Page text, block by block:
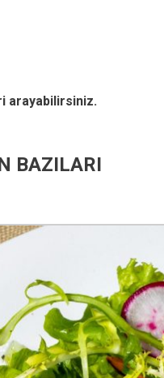
arayabilirsiniz.
BAZILARI